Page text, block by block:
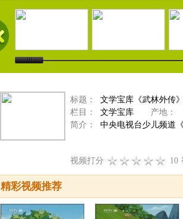
标题：
文学宝库《武林外传
栏目：
文学宝库 产地：
简介：
中央电视台少儿频道
视频打分 10
精彩视频推荐